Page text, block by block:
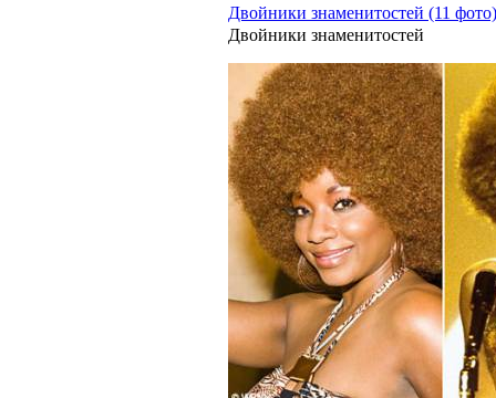
Двойники знаменитостей (11 фото)
Двойники знаменитостей